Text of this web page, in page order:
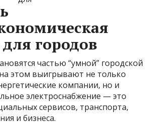
городов
частью “умной” городской
этом выигрывают не только
компании, но и
электроснабжение — это
сервисов, транспорта,
и бизнеса.